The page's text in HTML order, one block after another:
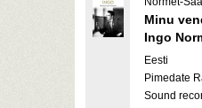
Minu
Ingo
Eesti
Pimedate
Sound